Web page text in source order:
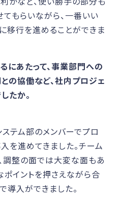
もらいながら、一番いい
移行を進めることができま
にあたって、事業部門への
の協働など、社内プロジェ
たか。
テム部のメンバーでプロ
を進めてきました。チーム
調整の面では大変な面もあ
ポイントを押さえながら合
導入ができました。